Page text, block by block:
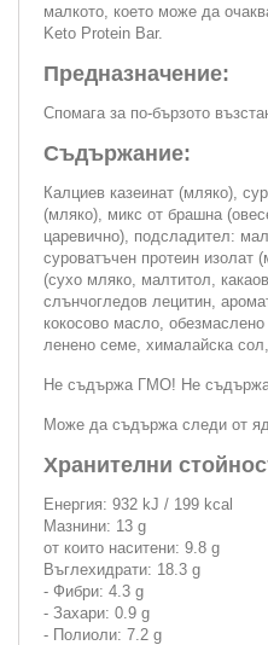
малкото, което може да
Keto Protein Bar.
Предназначение:
Спомага за по-бързото
Съдържание:
Калциев казеинат (мляко),
(мляко), микс от брашна
царевично), подсладител:
суроватъчен протеин изолат
(сухо мляко, малтитол,
слънчогледов лецитин,
кокосово масло,
ленено семе, хималайска
Не съдържа ГМО! Не съдържа
Може да съдържа следи от
Хранителни
Енергия: 932 kJ / 199 kcal
Мазнини: 13 g
от които наситени: 9.8 g
Въглехидрати: 18.3 g
- Фибри: 4.3 g
- Захари: 0.9 g
- Полиоли: 7.2 g